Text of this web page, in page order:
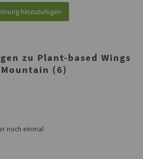
hinzuzufügen
zu Plant-based Wings
(6)
noch einmal